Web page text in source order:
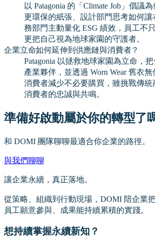
以 Patagonia 的「Climate Job」倡議
更環保的紙張、設計部門思考如何
務部門主動量化 ESG 績效，員工不
更把自己視為地球家園的守護者。
企業立命如何延伸到供應鏈與消費者？
Patagonia 以拯救地球家園為立命，
產業夥伴，並透過 Worn Wear 舊衣
消費者減少不必要購買，雖挑戰傳
消費者的忠誠與共鳴。
準備好啟動屬於你的轉型了
和 DOMI 團隊聊聊最適合你企業的路徑。
與我們聊聊
讓企業永續，真正落地。
從策略、組織到行動現場，DOMI 陪企業
員工願意參與、成果能持續累積的實踐。
想持續掌握永續新知？